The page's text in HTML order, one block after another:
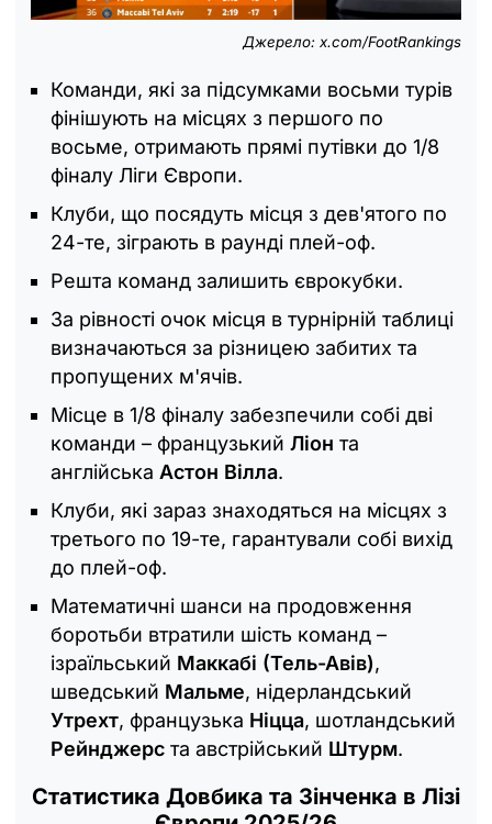
Джерело: x.com/FootRankings
Команди, які за підсумками восьми турів
фінішують на місцях з першого по
восьме, отримають прямі путівки до 1/8
фіналу Ліги Європи.
Клуби, що посядуть місця з дев'ятого по
24-те, зіграють в раунді плей-оф.
Решта команд залишить єврокубки.
За рівності очок місця в турнірній таблиці
визначаються за різницею забитих та
пропущених м'ячів.
Місце в 1/8 фіналу забезпечили собі дві
команди – французький Ліон та
англійська Астон Вілла.
Клуби, які зараз знаходяться на місцях з
третього по 19-те, гарантували собі вихід
до плей-оф.
Математичні шанси на продовження
боротьби втратили шість команд –
ізраїльський Маккабі (Тель-Авів),
шведський Мальме, нідерландський
Утрехт, французька Ніцца, шотландський
Рейнджерс та австрійський Штурм.
Статистика Довбика та Зінченка в Лізі